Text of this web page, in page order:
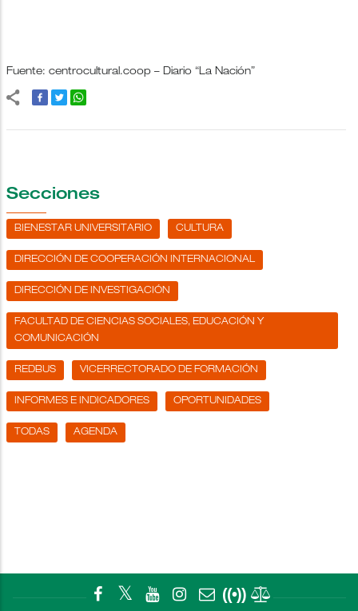
Fuente: centrocultural.coop – Diario “La Nación”
Secciones
BIENESTAR UNIVERSITARIO CULTURA
DIRECCIÓN DE COOPERACIÓN INTERNACIONAL
DIRECCIÓN DE INVESTIGACIÓN
FACULTAD DE CIENCIAS SOCIALES, EDUCACIÓN Y
COMUNICACIÓN
REDBUS VICERRECTORADO DE FORMACIÓN
INFORMES E INDICADORES OPORTUNIDADES
TODAS AGENDA